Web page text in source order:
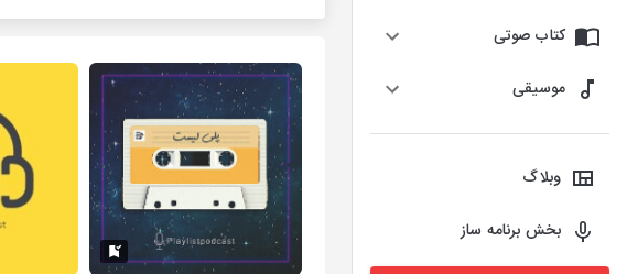
کتاب صوتی
موسیقی
وبلاگ
بخش برنامه ساز